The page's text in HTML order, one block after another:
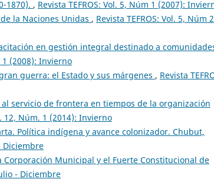
1870). , Revista TEFROS: Vol. 5, Núm 1 (2007):
la Naciones Unidas , Revista TEFROS: Vol. 5, Núm 2
en gestión integral destinado a
1 (2008): Invierno
guerra: el Estado y sus márgenes , Revista
servicio de frontera en tiempos de la organización
12, Núm. 1 (2014): Invierno
Política indígena y avance colonizador. Chubut,
Diciembre
Municipal y el Fuerte Constitucional de
- Diciembre